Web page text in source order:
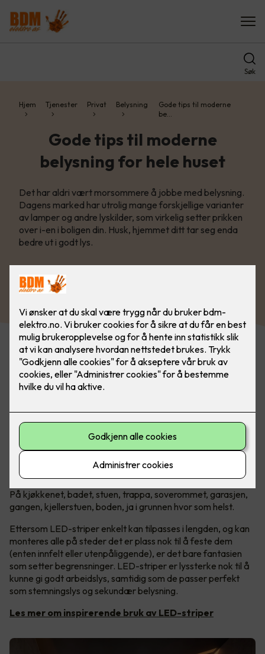
Søk
Hjem Tjenester Privat Belysning
Gode tips til moderne
be…
Gode tips til moderne
belysning for hele huset
Det har aldri vært morsommere å jobbe med belysning.
Dagens marked har utrolig mange forskjellige varianter
av lamper og andre lyskilder, som virkelig setter prikken
over i-en i boligen din. Husk, hjemmet ditt tar seg enda
bedre ut i godt lys.
Uendelige muligheter med LED-
striper!
Lang levetid, lavt strømforbruk og lav varmeutvikling, gjør
LED-lyskilder svært allsidige. Det gjelder kanskje mest av
alt når man snakker om LED-striper.
Hvor passer LED-striper?
På kjøkkenet, badet, stuen, trappa, soverommet, garasjen,
gangen, kjellerstuen, boden, ja i grunnen hvor som helst.
Ettersom LED-striper enkelt kan tilpasses i lengden, og kan
monteres alle på steder det er plass nok til å feste dem
(enten innfelt eller utenpåliggende), er det bare fantasien
som setter begrensninger. LED-striper er lyssterke nok til å
kunne gi godt arbeidslys, samtidig som de passer perfekt
som stemningslys og sekundær belysning.
Les mer om inspirerende bruk av LED-striper